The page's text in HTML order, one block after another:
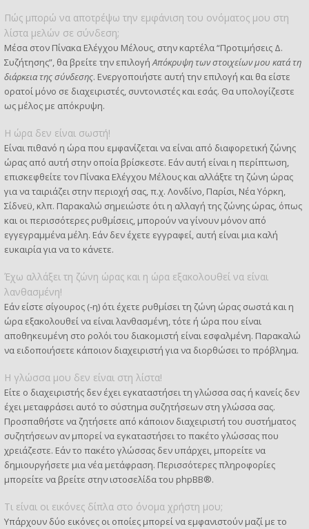
Πώς μπορώ να αποτρέψω την εμφάνιση του ονόματος μου στη
λίστα μελών σε σύνδεση;
Μέσα στον Πίνακα Ελέγχου Μέλους, στην καρτέλα “Προτιμήσεις Δ.
Συζήτησης”, θα βρείτε την επιλογήΑπόκρυψη των στοιχείων μου κατά τη
διάρκεια της σύνδεσης. Ενεργοποιήστε αυτή την επιλογή και θα είστε
ορατοί μόνο σε διαχειριστές, συντονιστές και εσάς. Θα υπολογίζεστε
ως μέλος με απόκρυψη.
Η ώρα δεν είναι σωστή!
Είναι πιθανό η ώρα που εμφανίζεται να είναι από διαφορετική ζώνης
ώρας από αυτή στην οποία βρίσκεστε. Εάν αυτή είναι η περίπτωση,
επισκεφθείτε τον Πίνακα Ελέγχου Μέλους και αλλάξτε τη ζώνη ώρας
για να ταιριάζει στην περιοχή σας, π.χ. Λονδίνο, Παρίσι, Νέα Υόρκη,
Σίδνεϋ, κλπ. Παρακαλώ σημειώστε ότι η αλλαγή της ζώνης ώρας, όπως
και οι περισσότερες ρυθμίσεις, μπορούν να γίνουν μόνον από
εγγεγραμμένα μέλη. Εάν δεν έχετε εγγραφεί, αυτή είναι μια καλή
ευκαιρία για να το κάνετε.
Έχω αλλάξει τη ζώνη ώρας και η ώρα εξακολουθεί να είναι
λανθασμένη!
Εάν είστε σίγουρος (-η) ότι έχετε ρυθμίσει τη ζώνη ώρας σωστά και η
ώρα εξακολουθεί να είναι λανθασμένη, τότε ή ώρα που είναι
αποθηκευμένη στο ρολόι του διακομιστή είναι εσφαλμένη. Παρακαλώ
να ειδοποιήσετε κάποιον διαχειριστή για να διορθώσει το πρόβλημα.
Η γλώσσα μου δεν είναι στη λίστα!
Είτε ο διαχειριστής δεν έχει εγκαταστήσει τη γλώσσα σας ή κανείς δεν
έχει μεταφράσει αυτό το σύστημα συζητήσεων στη γλώσσα σας.
Προσπαθήστε να ζητήσετε από κάποιον διαχειριστή του συστήματος
συζητήσεων αν μπορεί να εγκαταστήσει το πακέτο γλώσσας που
χρειάζεστε. Εάν το πακέτο γλώσσας δεν υπάρχει, μπορείτε να
δημιουργήσετε μια νέα μετάφραση. Περισσότερες πληροφορίες
μπορείτε να βρείτε στην ιστοσελίδα του phpBB®.
Τι είναι οι εικόνες δίπλα στο όνομα χρήστη μου;
Υπάρχουν δύο εικόνες οι οποίες μπορεί να εμφανιστούν μαζί με το